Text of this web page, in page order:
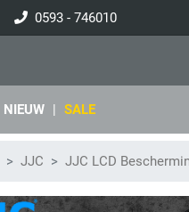
0593 - 746010
NIEUW | SALE
JJC JJC LCD